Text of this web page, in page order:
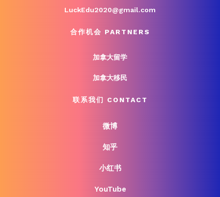
LuckEdu2020@gmail.com
合作机会 PARTNERS
加拿大留学
加拿大移民
联系我们 CONTACT
微博
知乎
小红书
YouTube